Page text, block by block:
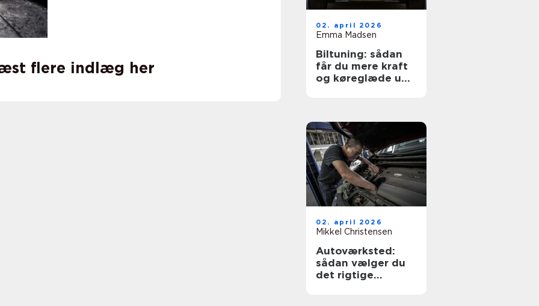
flere indlæg her
02. april 2026
Emma Madsen
Biltuning: sådan
får du mere kraft
og køreglæde ud
02. april 2026
Mikkel Christensen
Autoværksted:
sådan vælger du
det rigtige